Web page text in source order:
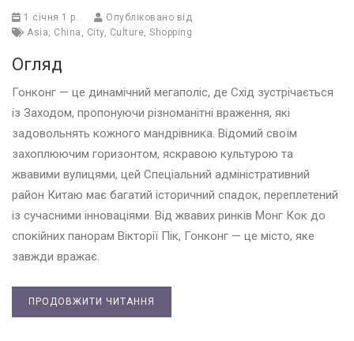
1 січня 1 р.
Опубліковано від
Asia
China City, Culture Shopping
Огляд
Гонконг — це динамічний мегаполіс, де Схід зустрічається
із Заходом, пропонуючи різноманітні враження, які
задовольнять кожного мандрівника. Відомий своїм
захоплюючим горизонтом, яскравою культурою та
жвавими вулицями, цей Спеціальний адміністративний
район Китаю має багатий історичний спадок, переплетений
із сучасними інноваціями. Від жвавих ринків Монг Кок до
спокійних панорам Вікторії Пік, Гонконг — це місто, яке
завжди вражає.
ПРОДОВЖИТИ ЧИТАННЯ